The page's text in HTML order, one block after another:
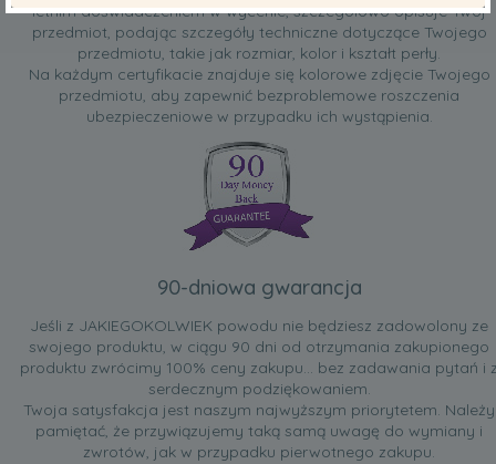
letnim doświadczeniem w wycenie, szczegółowo opisuje Twój
przedmiot, podając szczegóły techniczne dotyczące Twojego
przedmiotu, takie jak rozmiar, kolor i kształt perły.
Na każdym certyfikacie znajduje się kolorowe zdjęcie Twojego
przedmiotu, aby zapewnić bezproblemowe roszczenia
ubezpieczeniowe w przypadku ich wystąpienia.
90-dniowa gwarancja
Jeśli z JAKIEGOKOLWIEK powodu nie będziesz zadowolony ze
swojego produktu, w ciągu 90 dni od otrzymania zakupionego
produktu zwrócimy 100% ceny zakupu... bez zadawania pytań i
serdecznym podziękowaniem.
Twoja satysfakcja jest naszym najwyższym priorytetem. Należy
pamiętać, że przywiązujemy taką samą uwagę do wymiany i
zwrotów, jak w przypadku pierwotnego zakupu.